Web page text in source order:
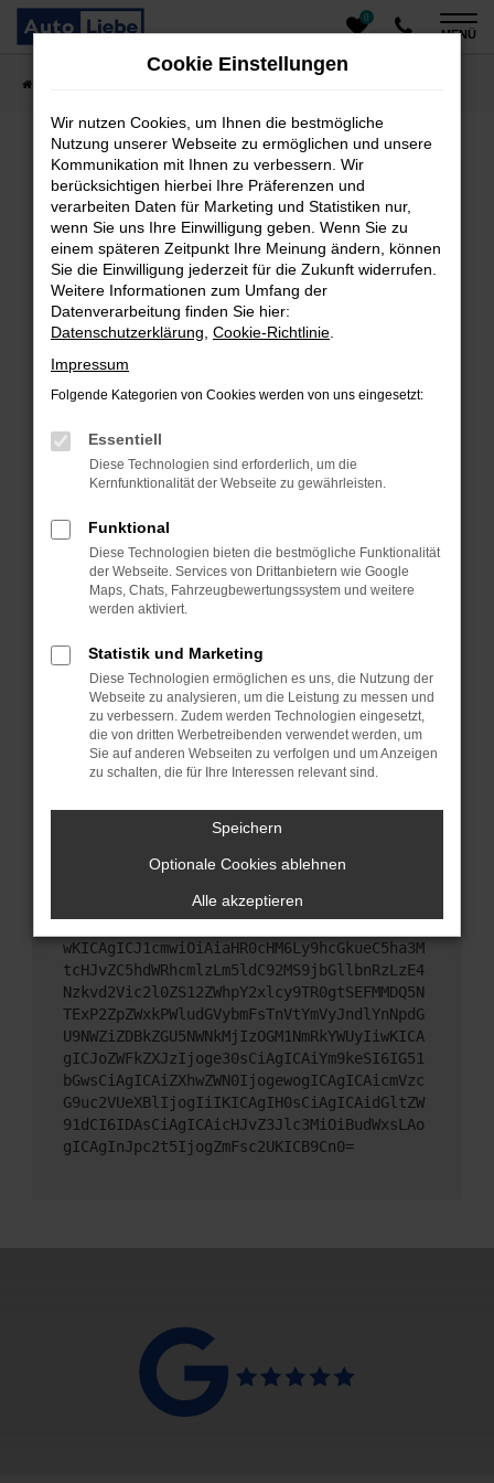
Zum
Hauptinhalt
0
MENÜ
Fehler: Network Error
Beim Laden ist ein Fehler aufgetreten.
Hier sind ein paar Tipps, die dir helfen können:
Überprüfe deine Firewall und deine
Internetverbindung.
Laden andere Webseiten, zum Beispiel deine
Suchmaschine?
Prüfe deine Browsererweiterungen.
das Laden bestimmter Seiten verhindern.
Funktioniert die Seite in einem anderen Browser
oder in einem privaten Fenster?
Das kann manchmal helfen, vorübergehende
Probleme zu beheben.
Stelle sicher, dass dein Browser und dein
Betriebssystem auf dem neuesten Stand sind.
Sicherheitsrisiko, sondern kann auch dazu führen,
dass bestimmte Funktionen nicht mehr
unterstützt werden.
Wende dich an den Webseitenbetreiber.
Wenn du alle oben genannten Schritte versucht
hast, kontaktiere uns bitte. Wir werden versuchen,
das Problem zu beheben. Du kannst uns diesen
Text schicken, um uns bei der Fehlersuche zu
unterstützen:
ewogICJuYW1lIjogIk5ldHdvcmtFcnJvciIsCiAgI
mNvbmZpZyI6IHsKICAgICJtZXRob2QiOiAiR0VUIi
wKICAgICJ1cmwiOiAiaHR0cHM6Ly9hcGkueC5ha3M
tcHJvZC5hdWRhcmlzLm5ldC92MS9jbGllbnRzLzE4
Nzkvd2Vic2l0ZS12ZWhpY2xlcy9TR0gtSEFMMDQ5N
TExP2ZpZWxkPWludGVybmFsTnVtYmVyJndlYnNpdG
U9NWZiZDBkZGU5NWNkMjIzOGM1NmRkYWUyIiwKICA
gICJoZWFkZXJzIjoge30sCiAgICAiYm9keSI6IG51
bGwsCiAgICAiZXhwZWN0IjogewogICAgICAicmVzc
G9uc2VUeXBlIjogIiIKICAgIH0sCiAgICAidGltZW
91dCI6IDAsCiAgICAicHJvZ3Jlc3MiOiBudWxsLAo
gICAgInJpc2t5IjogZmFsc2UKICB9Cn0=
Cookie Einstellungen
Wir nutzen Cookies, um Ihnen die bestmögliche
Nutzung unserer Webseite zu ermöglichen und unsere
Kommunikation mit Ihnen zu verbessern. Wir
berücksichtigen hierbei Ihre Präferenzen und
verarbeiten Daten für Marketing und Statistiken nur,
wenn Sie uns Ihre Einwilligung geben. Wenn Sie zu
einem späteren Zeitpunkt Ihre Meinung ändern, können
Sie die Einwilligung jederzeit für die Zukunft widerrufen.
Weitere Informationen zum Umfang der
Datenverarbeitung finden Sie hier:
Datenschutzerklärung Cookie-Richtlinie
Impressum
Folgende Kategorien von Cookies werden von uns eingesetzt:
Essentiell
Diese Technologien sind erforderlich, um die
Kernfunktionalität der Webseite zu gewährleisten.
Funktional
Diese Technologien bieten die bestmögliche Funktionalität
der Webseite. Services von Drittanbietern wie Google
Maps, Chats, Fahrzeugbewertungssystem und weitere
werden aktiviert.
Statistik und Marketing
Diese Technologien ermöglichen es uns, die Nutzung der
Webseite zu analysieren, um die Leistung zu messen und
zu verbessern. Zudem werden Technologien eingesetzt,
die von dritten Werbetreibenden verwendet werden, um
Sie auf anderen Webseiten zu verfolgen und um Anzeigen
zu schalten, die für Ihre Interessen relevant sind.
Speichern
Optionale Cookies ablehnen
Alle akzeptieren